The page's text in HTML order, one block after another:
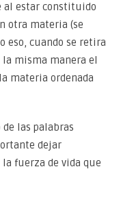
al estar constituido
otra materia (se
eso, cuando se retira
la misma manera el
materia ordenada
las palabras
dejar
fuerza de vida que